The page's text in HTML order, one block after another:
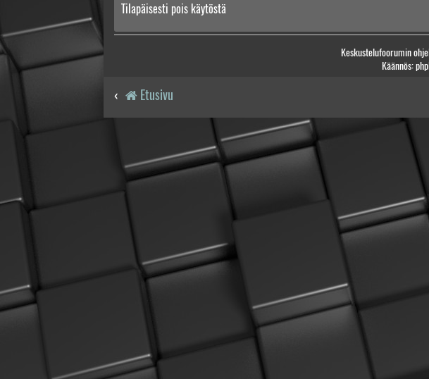
Tilapäisesti pois käytöstä
Keskustelufoorumin
Käännös:
Etusivu